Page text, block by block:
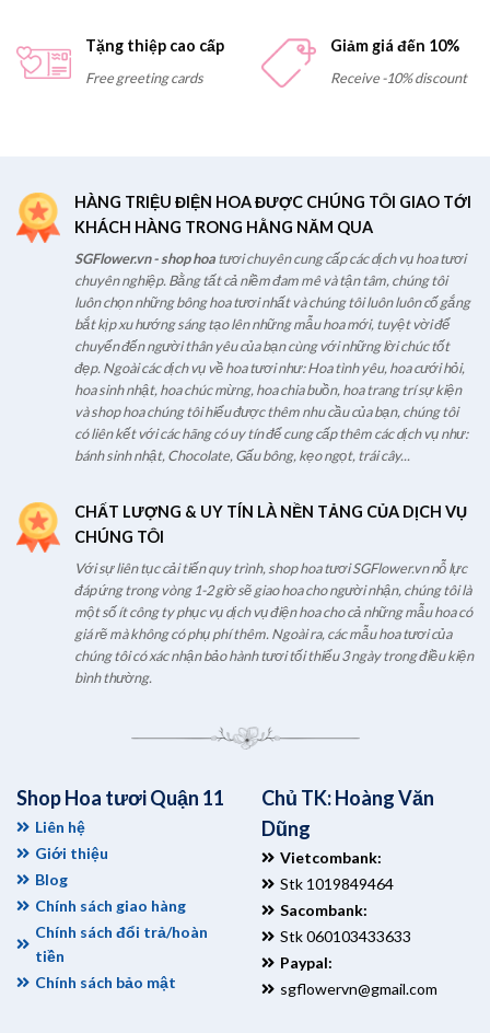
Tặng thiệp cao cấp
Free greeting cards
Giảm giá đến 10%
Receive -10% discount
HÀNG TRIỆU ĐIỆN HOA ĐƯỢC CHÚNG TÔI GIAO TỚI
KHÁCH HÀNG TRONG HẰNG NĂM QUA
SGFlower.vn - shop hoatươi chuyên cung cấp các dịch vụ hoa tươi
chuyên nghiệp. Bằng tất cả niềm đam mê và tận tâm, chúng tôi
luôn chọn những bông hoa tươi nhất và chúng tôi luôn luôn cố gắng
bắt kịp xu hướng sáng tạo lên những mẫu hoa mới, tuyệt vời để
chuyển đến người thân yêu của bạn cùng với những lời chúc tốt
đẹp. Ngoài các dịch vụ về hoa tươi như: Hoa tình yêu, hoa cưới hỏi,
hoa sinh nhật, hoa chúc mừng, hoa chia buồn, hoa trang trí sự kiện
và shop hoa chúng tôi hiểu được thêm nhu cầu của bạn, chúng tôi
có liên kết với các hãng có uy tín để cung cấp thêm các dịch vụ như:
bánh sinh nhật, Chocolate, Gấu bông, kẹo ngọt, trái cây...
CHẤT LƯỢNG & UY TÍN LÀ NỀN TẢNG CỦA DỊCH VỤ
CHÚNG TÔI
Với sự liên tục cải tiến quy trình, shop hoa tươi SGFlower.vn nỗ lực
đáp ứng trong vòng 1-2 giờ sẽ giao hoa cho người nhận, chúng tôi là
một số ít công ty phục vụ dịch vụ điện hoa cho cả những mẫu hoa có
giá rẽ mà không có phụ phí thêm. Ngoài ra, các mẫu hoa tươi của
chúng tôi có xác nhận bảo hành tươi tối thiểu 3 ngày trong điều kiện
bình thường.
Shop Hoa tươi Quận 11
Liên hệ
Giới thiệu
Blog
Chính sách giao hàng
Chính sách đổi trả/hoàn
tiền
Chính sách bảo mật
Chủ TK: Hoàng Văn
Dũng
Vietcombank:
Stk 1019849464
Sacombank:
Stk 060103433633
Paypal:
sgflowervn@gmail.com